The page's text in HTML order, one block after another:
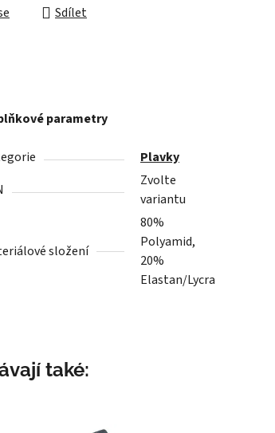
Sdílet
parametry
Plavky
Zvolte
variantu
složení
80%
Polyamid,
20%
Elastan/Lycra
také: